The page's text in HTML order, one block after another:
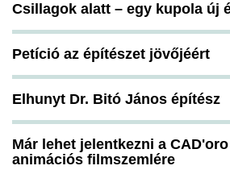
Csillagok alatt – egy kupola új
Petíció az építészet jövőjéért
Elhunyt Dr. Bitó János építész
Már lehet jelentkezni a
animációs filmszemlére